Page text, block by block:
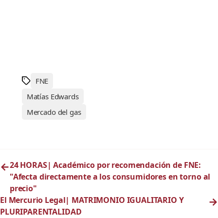
FNE
Matías Edwards
Mercado del gas
←24 HORAS| Académico por recomendación de FNE:
"Afecta directamente a los consumidores en torno al
precio"
El Mercurio Legal| MATRIMONIO IGUALITARIO Y
PLURIPARENTALIDAD
→